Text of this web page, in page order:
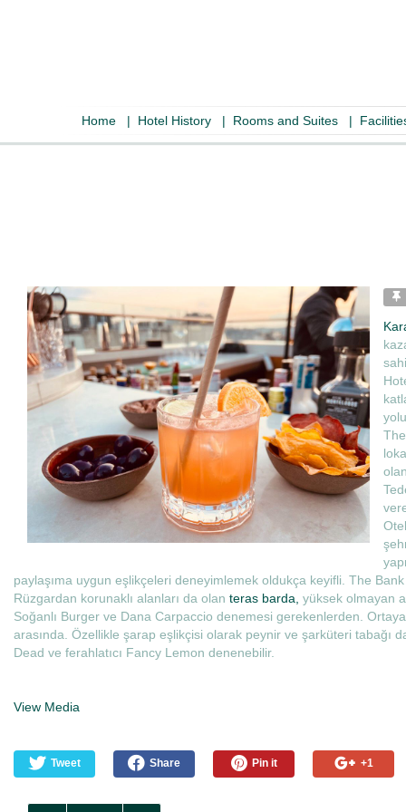
Home | Hotel History | Rooms and Suites |
paylaşıma uygun eşlikçeleri deneyimlemek oldukça keyifli. The
Rüzgardan korunaklı alanları da olan teras barda, yüksek olmayan
Soğanlı Burger ve Dana Carpaccio denemesi gerekenlerden.
arasında. Özellikle şarap eşlikçisi olarak peynir ve şarküteri
Dead ve ferahlatıcı Fancy Lemon denenebilir.
View Media
Tweet Share Pin it +1